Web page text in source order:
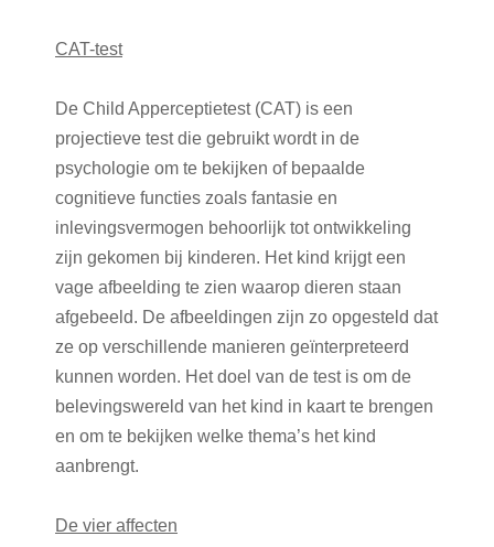
CAT-test
De Child Apperceptietest (CAT) is een
projectieve test die gebruikt wordt in de
psychologie om te bekijken of bepaalde
cognitieve functies zoals fantasie en
inlevingsvermogen behoorlijk tot ontwikkeling
zijn gekomen bij kinderen. Het kind krijgt een
vage afbeelding te zien waarop dieren staan
afgebeeld. De afbeeldingen zijn zo opgesteld dat
ze op verschillende manieren geïnterpreteerd
kunnen worden. Het doel van de test is om de
belevingswereld van het kind in kaart te brengen
en om te bekijken welke thema’s het kind
aanbrengt.
De vier affecten